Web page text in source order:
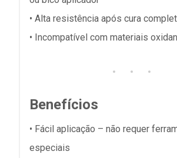
• Alta resistência após cura
• Incompatível com materiais
Benefícios
• Fácil aplicação – não requer
especiais